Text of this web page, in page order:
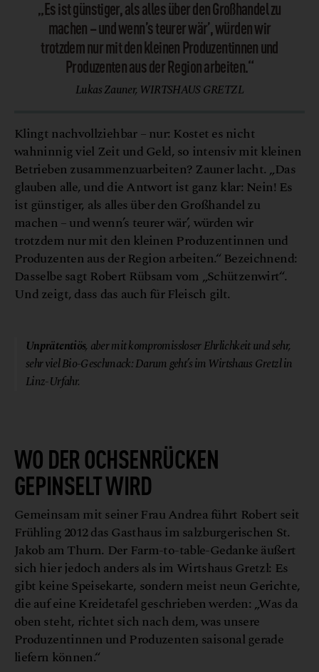
„Es ist günstiger, als alles über den Großhandel zu
machen – und wenn’s teurer wär’, würden wir
trotzdem nur mit den kleinen Produzentinnen und
Produzenten aus der Region arbeiten.“
Lukas Zauner, WIRTSHAUS GRETZL
Klingt nachvollziehbar – nur: Kostet es nicht
wahninnig viel Zeit und Geld, so intensiv mit kleinen
Betrieben zusammenzuarbeiten? Zauner lacht. „Das
glauben alle, und die Antwort ist ganz klar: Nein! Es
ist günstiger, als alles über den Großhandel zu
machen – und wenn’s teurer wär’, würden wir
trotzdem nur mit den kleinen Produzentinnen und
Produzenten aus der Region arbeiten.“ Bezeichnend:
Dasselbe sagt Robert Rübsam vom „Schützenwirt“.
Und zeigt, dass das auch für Fleisch gilt.
Unprätentiös, aber mit kompromissloser Ehrlichkeit und sehr,
sehr viel Bio-Geschmack: Darum geht’s im Wirtshaus Gretzl in
Linz-Urfahr.
WO DER OCHSENRÜCKEN
GEPINSELT WIRD
Gemeinsam mit seiner Frau Andrea führt Robert seit
Frühling 2012 das Gasthaus im salzburgerischen St.
Jakob am Thurn. Der Farm-to-table-Gedanke äußert
sich hier jedoch anders als im Wirtshaus Gretzl: Es
gibt keine Speisekarte, sondern meist neun Gerichte,
die auf eine Kreidetafel geschrieben werden: „Was da
oben steht, richtet sich nach dem, was unsere
Produzentinnen und Produzenten saisonal gerade
liefern können.“